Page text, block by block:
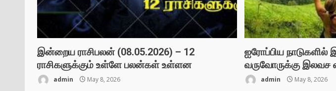
இன்றைய ராசிபலன் (08.05.2026) – 12
ராசிகளுக்கும் உள்ளே பலன்கள் உள்ளன
admin May 8, 2026
ஐரோப்பிய நாடுகளில்
வருவோருக்கு இலவச
admin May 8, 2026